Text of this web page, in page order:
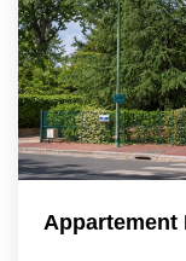
Appartement